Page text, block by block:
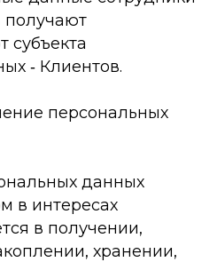
получают
субъекта
­‐ Клиентов.
персональных
данных
в интересах
в получении,
хранении,